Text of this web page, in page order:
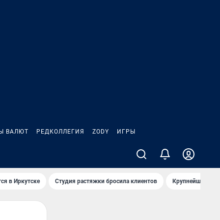
ВАЛЮТ РЕДКОЛЛЕГИЯ ZODY ИГРЫ
в Иркутске Студия растяжки бросила клиентов Крупнейшие